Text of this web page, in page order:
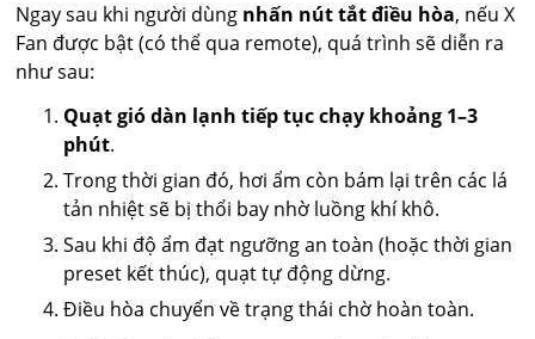
Ngay sau khi người dùng nhấn nút tắt điều hòa, nếu X
Fan được bật (có thể qua remote), quá trình sẽ diễn ra
như sau:
Quạt gió dàn lạnh tiếp tục chạy khoảng 1–3
phút.
Trong thời gian đó, hơi ẩm còn bám lại trên các lá
tản nhiệt sẽ bị thổi bay nhờ luồng khí khô.
Sau khi độ ẩm đạt ngưỡng an toàn (hoặc thời gian
preset kết thúc), quạt tự động dừng.
Điều hòa chuyển về trạng thái chờ hoàn toàn.